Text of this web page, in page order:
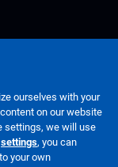
ourselves with your
on our website
settings, we will use
settings, you can
your own